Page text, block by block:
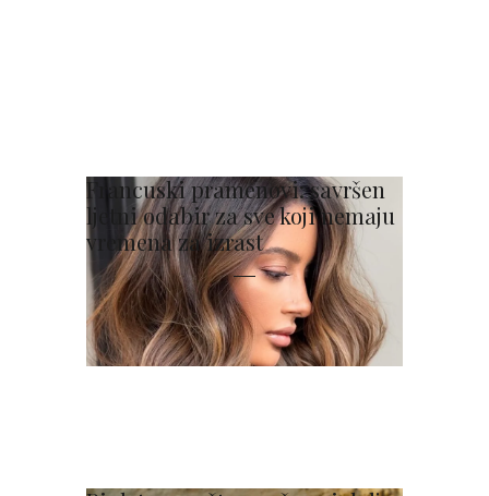
Francuski pramenovi: savršen
ljetni odabir za sve koji nemaju
vremena za izrast